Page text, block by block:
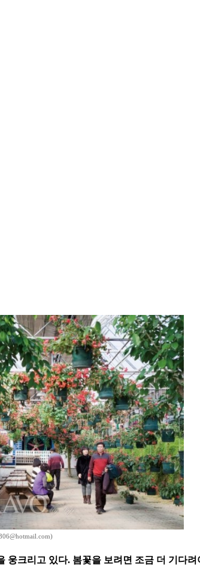
크리고 있다. 봄꽃을 보려면 조금 더 기다